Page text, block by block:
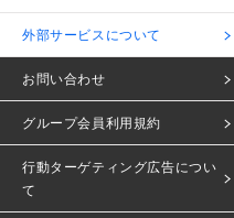
外部サービスについて
お問い合わせ
グループ会員利用規約
行動ターゲティング広告につい
て